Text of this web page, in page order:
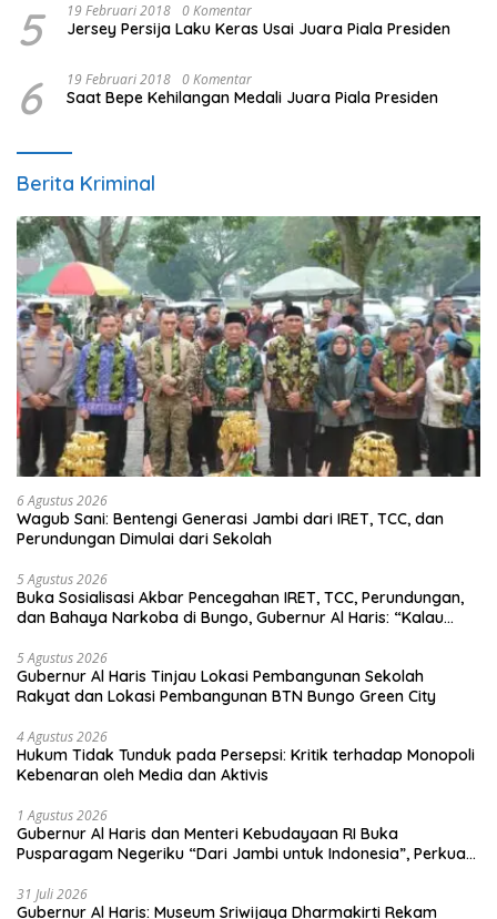
5 19 Februari 2018 0 Komentar
Jersey Persija Laku Keras Usai Juara Piala Presiden
6 19 Februari 2018 0 Komentar
Saat Bepe Kehilangan Medali Juara Piala Presiden
Berita Kriminal
6 Agustus 2026
Wagub Sani: Bentengi Generasi Jambi dari IRET, TCC, dan
Perundungan Dimulai dari Sekolah
5 Agustus 2026
Buka Sosialisasi Akbar Pencegahan IRET, TCC, Perundungan,
dan Bahaya Narkoba di Bungo, Gubernur Al Haris: “Kalau
tangan”
5 Agustus 2026
Gubernur Al Haris Tinjau Lokasi Pembangunan Sekolah
Rakyat dan Lokasi Pembangunan BTN Bungo Green City
4 Agustus 2026
Hukum Tidak Tunduk pada Persepsi: Kritik terhadap Monopoli
Kebenaran oleh Media dan Aktivis
1 Agustus 2026
Gubernur Al Haris dan Menteri Kebudayaan RI Buka
Pusparagam Negeriku “Dari Jambi untuk Indonesia”, Perkuat
31 Juli 2026
Gubernur Al Haris: Museum Sriwijaya Dharmakirti Rekam